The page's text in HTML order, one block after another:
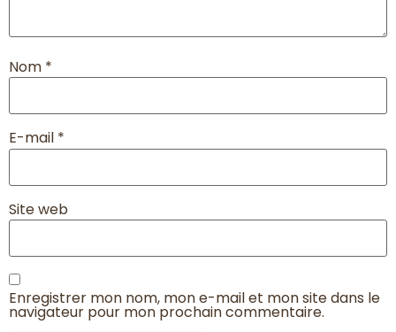
Nom *
E-mail *
Site web
Enregistrer mon nom, mon e-mail et mon site dans le
navigateur pour mon prochain commentaire.